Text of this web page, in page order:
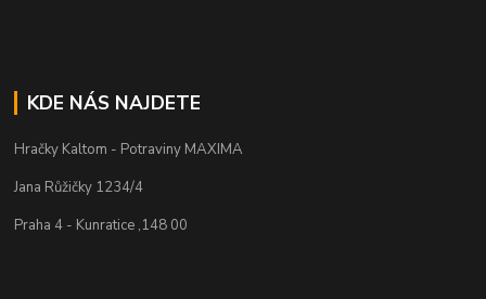
KDE NÁS NAJDETE
Hračky Kaltom - Potraviny MAXIMA
Jana Růžičky 1234/4
Praha 4 - Kunratice ,148 00